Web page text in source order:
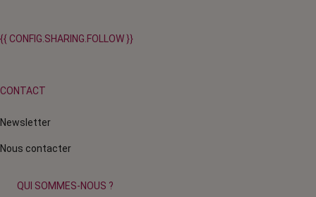
{{ CONFIG.SHARING.FOLLOW }}
CONTACT
Newsletter
Nous contacter
QUI SOMMES-NOUS ?